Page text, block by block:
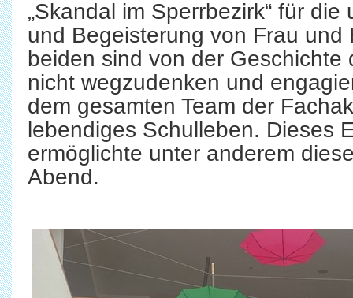
„Skandal im Sperrbezirk“ für
und Begeisterung von Frau und
beiden sind von der Geschichte
nicht wegzudenken und
dem gesamten Team der
lebendiges Schulleben. Dieses
ermöglichte unter anderem
Abend.